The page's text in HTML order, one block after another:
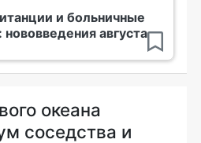
и больничные
августа
океана
соседства и